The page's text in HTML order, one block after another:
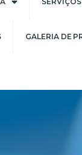
GALERIA DE